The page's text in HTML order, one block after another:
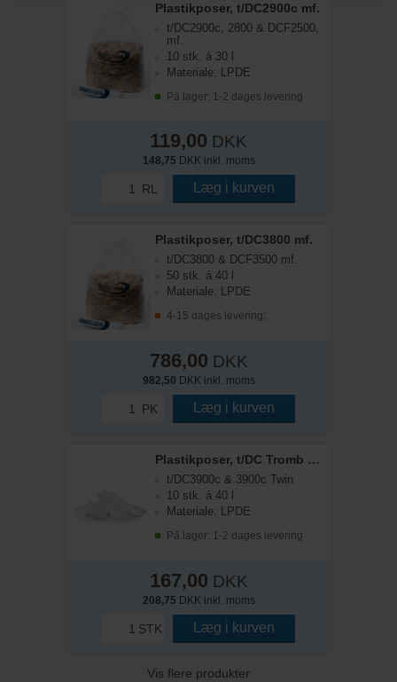
Plastikposer, t/DC2900c mf.
t/DC2900c, 2800 & DCF2500,
mf.
10 stk. á 30 l
Materiale: LPDE
På lager: 1-2 dages levering
119,00 DKK
148,75 DKK inkl. moms
RL Læg i kurven
Plastikposer, t/DC3800 mf.
t/DC3800 & DCF3500 mf.
50 stk. á 40 l
Materiale: LPDE
4-15 dages levering;
786,00 DKK
982,50 DKK inkl. moms
PK Læg i kurven
Plastikposer, t/DC Tromb 400 m.fl.
t/DC3900c & 3900c Twin
10 stk. á 40 l
Materiale: LPDE
På lager: 1-2 dages levering
167,00 DKK
208,75 DKK inkl. moms
STK Læg i kurven
Vis flere produkter